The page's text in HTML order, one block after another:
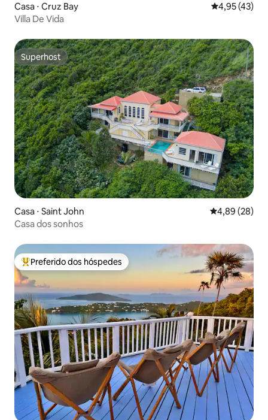
Casa ⋅ Cruz Bay 4,95 de uma
4,95 (43)
Villa De Vida
Superhost
Superhost
Casa ⋅ Saint John 4,89 de uma
4,89 (28)
Casa dos sonhos
Entre os melhores preferidos dos hóspedes
Preferido dos hóspedes